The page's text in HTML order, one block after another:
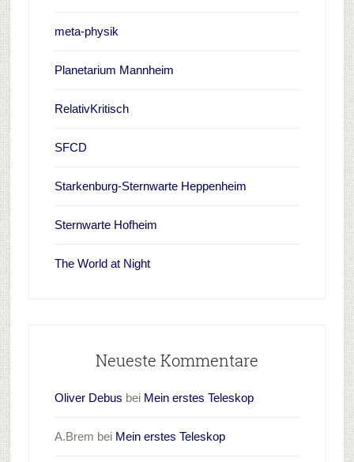
meta-physik
Planetarium Mannheim
RelativKritisch
SFCD
Starkenburg-Sternwarte Heppenheim
Sternwarte Hofheim
The World at Night
Neueste Kommentare
Oliver Debus bei Mein erstes Teleskop
A.Brem bei Mein erstes Teleskop